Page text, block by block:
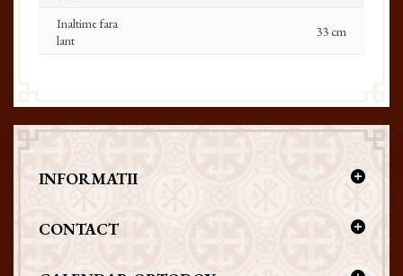
Inaltime fara
lant
33 cm
INFORMATII
CONTACT